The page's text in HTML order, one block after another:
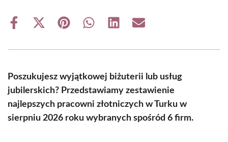
Share
Share
(Twitter)
Share Share Share Share
Poszukujesz wyjątkowej biżuterii lub usług
jubilerskich? Przedstawiamy zestawienie
najlepszych pracowni złotniczych w Turku w
sierpniu 2026 roku wybranych spośród 6 firm.